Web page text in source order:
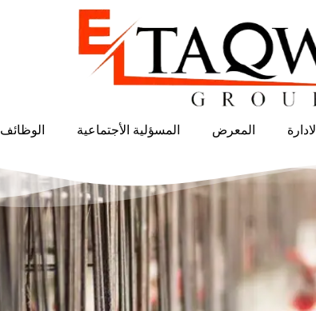
الادارة المعرض المسؤلية الأجتماعية الوظائف